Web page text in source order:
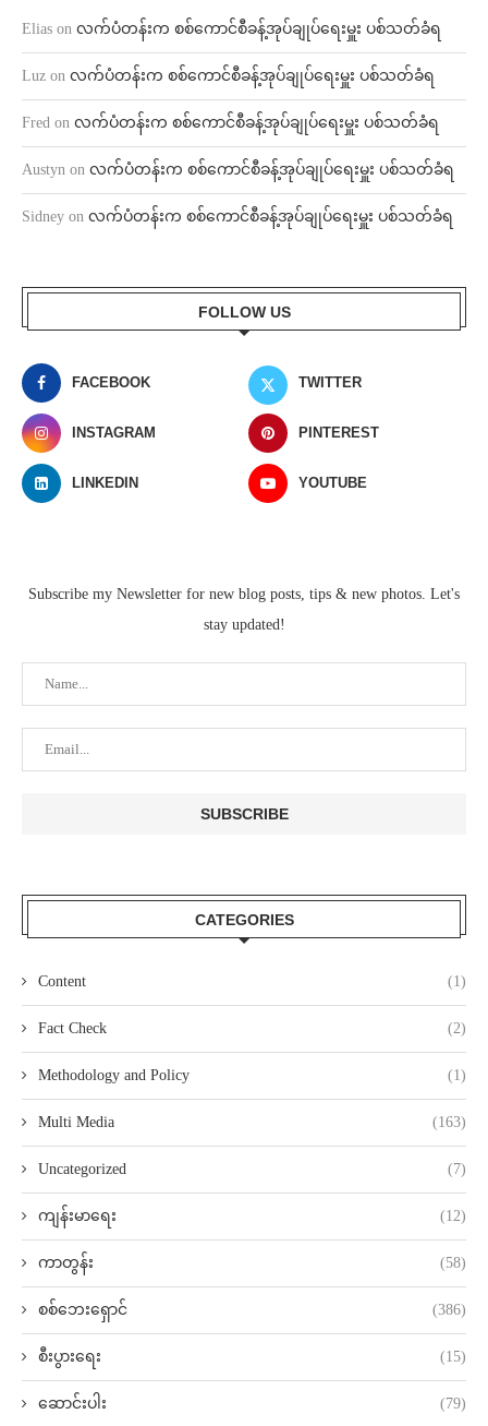
Elias on လက်ပံတန်းက စစ်ကောင်စီခန့်အုပ်ချုပ်ရေးမှူး ပစ်သတ်ခံရ
Luz on လက်ပံတန်းက စစ်ကောင်စီခန့်အုပ်ချုပ်ရေးမှူး ပစ်သတ်ခံရ
Fred on လက်ပံတန်းက စစ်ကောင်စီခန့်အုပ်ချုပ်ရေးမှူး ပစ်သတ်ခံရ
Austyn on လက်ပံတန်းက စစ်ကောင်စီခန့်အုပ်ချုပ်ရေးမှူး ပစ်သတ်ခံရ
Sidney on လက်ပံတန်းက စစ်ကောင်စီခန့်အုပ်ချုပ်ရေးမှူး ပစ်သတ်ခံရ
FOLLOW US
FACEBOOK TWITTER
INSTAGRAM PINTEREST
LINKEDIN YOUTUBE
Subscribe my Newsletter for new blog posts, tips & new photos. Let's
stay updated!
CATEGORIES
Content (1)
Fact Check (2)
Methodology and Policy (1)
Multi Media (163)
Uncategorized (7)
ကျန်းမာရေး (12)
ကာတွန်း (58)
စစ်ဘေးရှောင် (386)
စီးပွားရေး (15)
ဆောင်းပါး (79)